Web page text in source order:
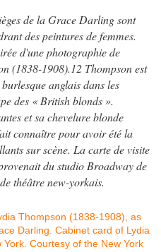
de la Grace Darling sont
des peintures de femmes.
d'une photographie de
(1838-1908).12 Thompson est
anglais dans les
des « British blonds ».
et sa chevelure blonde
connaître pour avoir été la
sur scène. La carte de visite
du studio Broadway de
théâtre new-yorkais.